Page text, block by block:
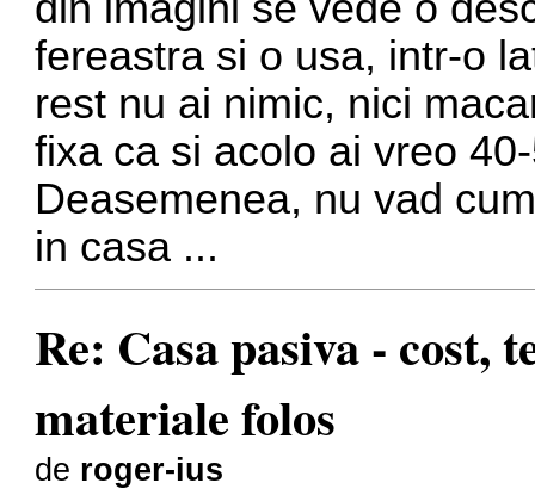
fereastra si o usa, intr-o
rest nu ai nimic, nici
fixa ca si acolo ai vreo
Deasemenea, nu vad
in casa ...
Re: Casa pasiva - cost,
materiale folos
de roger-ius